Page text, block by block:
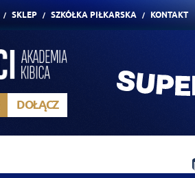
SKLEP SZKÓŁKA PIŁKARSKA KONTAKT
DOŁĄCZ